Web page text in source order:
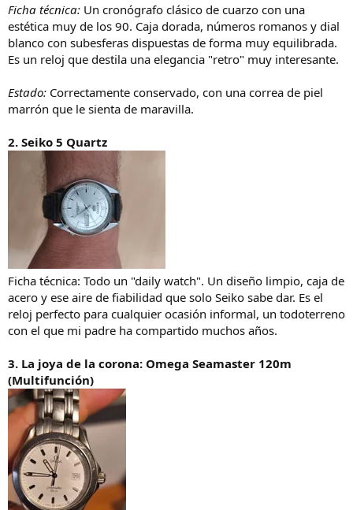
Ficha técnica: Un cronógrafo clásico de cuarzo con una
estética muy de los 90. Caja dorada, números romanos y dial
blanco con subesferas dispuestas de forma muy equilibrada.
Es un reloj que destila una elegancia "retro" muy interesante.
Estado: Correctamente conservado, con una correa de piel
marrón que le sienta de maravilla.
2. Seiko 5 Quartz
Ficha técnica: Todo un "daily watch". Un diseño limpio, caja de
acero y ese aire de fiabilidad que solo Seiko sabe dar. Es el
reloj perfecto para cualquier ocasión informal, un todoterreno
con el que mi padre ha compartido muchos años.
3. La joya de la corona: Omega Seamaster 120m
(Multifunción)